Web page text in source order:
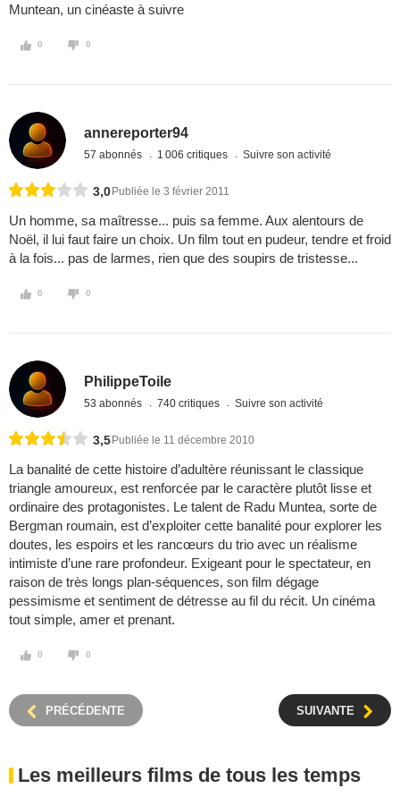
Muntean, un cinéaste à suivre
0 0
annereporter94
57 abonnés 1 006 critiques Suivre son activité
3,0 Publiée le 3 février 2011
Un homme, sa maîtresse... puis sa femme. Aux alentours de
Noël, il lui faut faire un choix. Un film tout en pudeur, tendre et froid
à la fois... pas de larmes, rien que des soupirs de tristesse...
0 0
PhilippeToile
53 abonnés 740 critiques Suivre son activité
3,5 Publiée le 11 décembre 2010
La banalité de cette histoire d’adultère réunissant le classique
triangle amoureux, est renforcée par le caractère plutôt lisse et
ordinaire des protagonistes. Le talent de Radu Muntea, sorte de
Bergman roumain, est d’exploiter cette banalité pour explorer les
doutes, les espoirs et les rancœurs du trio avec un réalisme
intimiste d’une rare profondeur. Exigeant pour le spectateur, en
raison de très longs plan-séquences, son film dégage
pessimisme et sentiment de détresse au fil du récit. Un cinéma
tout simple, amer et prenant.
0 0
PRÉCÉDENTE SUIVANTE
Les meilleurs films de tous les temps